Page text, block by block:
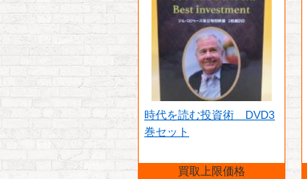
時代を読む投資術 DVD3
巻セット
買取上限価格